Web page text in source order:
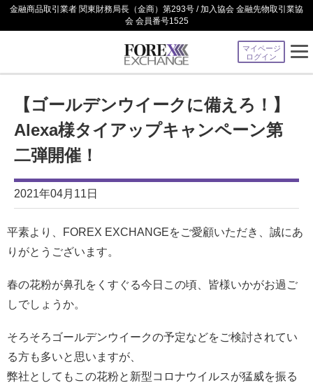
金融商品取引業者 関東財務局長（金商）第293号 / 加入協会 金融先物取引業協
会 会員番号1525
マイページ
ログイン
【ゴールデンウイークに備えろ！】
Alexa様タイアップキャンペーン第
二弾開催！
2021年04月11日
平素より、FOREX EXCHANGEをご愛顧いただき、誠にあ
りがとうございます。
春の花粉が鼻孔をくすぐる今日この頃、皆様いかがお過ご
しでしょうか。
そろそろゴールデンウイークの予定などをご検討されてい
る方も多いと思いますが、
弊社としてもこの花粉と新型コロナウイルスが猛威を振る